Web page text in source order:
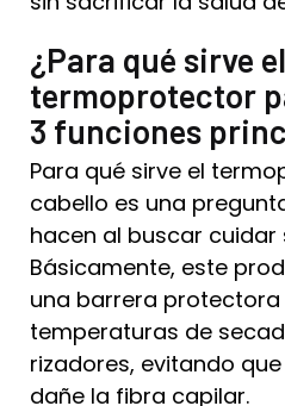
¿Para qué sirve el
termoprotector
3 funciones
Para qué sirve el
cabello es una
hacen al buscar cuidar
Básicamente, este
una barrera
temperaturas de
rizadores, evitando
dañe la fibra capilar.